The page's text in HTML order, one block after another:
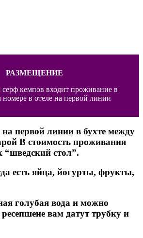
РАЗМЕЩЕНИЕ
кемпов входит проживание в
номере в отеле на первой линии
на первой линии в бухте между
В стоимость проживания
“шведский стол”.
есть яйца, йогурты, фрукты,
голубая вода и можно
вам датут трубку и